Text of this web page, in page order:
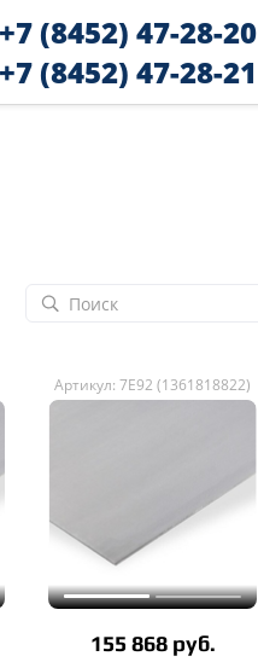
+7 (8452) 47-28-20
+7 (8452) 47-28-21
Артикул: 7E92 (1361818822)
155 868 руб.